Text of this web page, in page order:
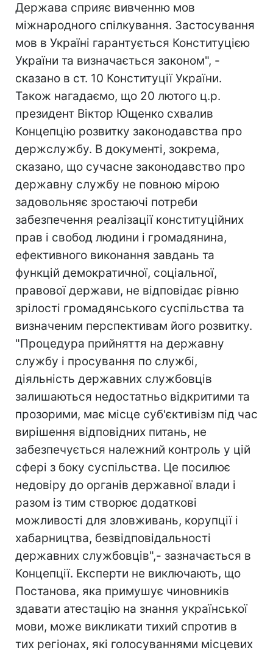
Держава сприяє вивченню мов
міжнародного спілкування. Застосування
мов в Україні гарантується Конституцією
України та визначається законом", -
сказано в ст. 10 Конституції України.
Також нагадаємо, що 20 лютого ц.р.
президент Віктор Ющенко схвалив
Концепцію розвитку законодавства про
держслужбу. В документі, зокрема,
сказано, що сучасне законодавство про
державну службу не повною мірою
задовольняє зростаючі потреби
забезпечення реалізації конституційних
прав і свобод людини і громадянина,
ефективного виконання завдань та
функцій демократичної, соціальної,
правової держави, не відповідає рівню
зрілості громадянського суспільства та
визначеним перспективам його розвитку.
"Процедура прийняття на державну
службу і просування по службі,
діяльність державних службовців
залишаються недостатньо відкритими та
прозорими, має місце суб'єктивізм під час
вирішення відповідних питань, не
забезпечується належний контроль у цій
сфері з боку суспільства. Це посилює
недовіру до органів державної влади і
разом із тим створює додаткові
можливості для зловживань, корупції і
хабарництва, безвідповідальності
державних службовців",- зазначається в
Концепції. Експерти не виключають, що
Постанова, яка примушує чиновників
здавати атестацію на знання української
мови, може викликати тихий спротив в
тих регіонах, які голосуваннями місцевих